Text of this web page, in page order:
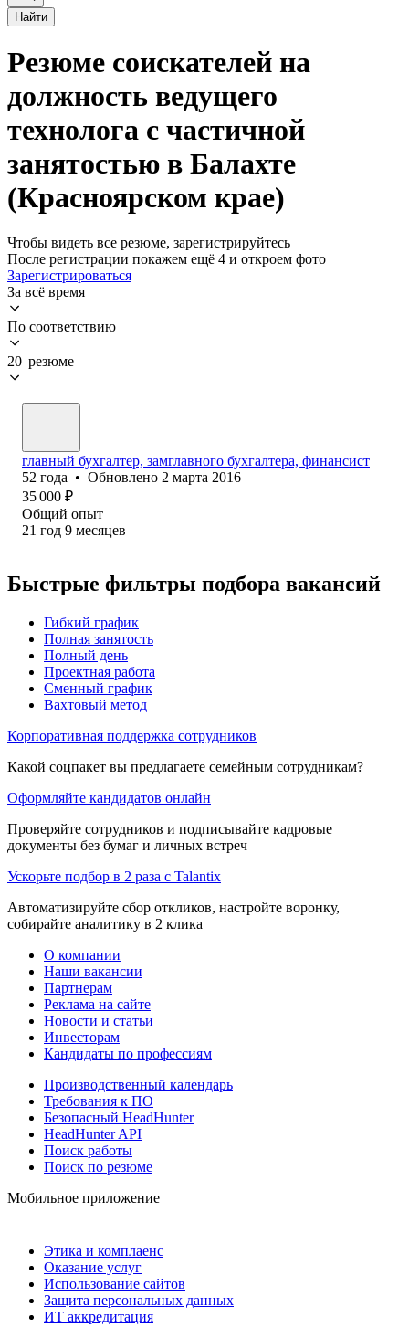
Найти
Резюме соискателей на
должность ведущего
технолога с частичной
занятостью в Балахте
(Красноярском крае)
Чтобы видеть все резюме, зарегистрируйтесь
После регистрации покажем ещё 4 и откроем фото
Зарегистрироваться
За всё время
По соответствию
20 резюме
главный бухгалтер, замглавного бухгалтера, финансист
52 года • Обновлено 2 марта 2016
35 000 ₽
Общий опыт
21 год 9 месяцев
Быстрые фильтры подбора вакансий
Гибкий график
Полная занятость
Полный день
Проектная работа
Сменный график
Вахтовый метод
Корпоративная поддержка сотрудников
Какой соцпакет вы предлагаете семейным сотрудникам?
Оформляйте кандидатов онлайн
Проверяйте сотрудников и подписывайте кадровые
документы без бумаг и личных встреч
Ускорьте подбор в 2 раза с Talantix
Автоматизируйте сбор откликов, настройте воронку,
собирайте аналитику в 2 клика
О компании
Наши вакансии
Партнерам
Реклама на сайте
Новости и статьи
Инвесторам
Кандидаты по профессиям
Производственный календарь
Требования к ПО
Безопасный HeadHunter
HeadHunter API
Поиск работы
Поиск по резюме
Мобильное приложение
Этика и комплаенс
Оказание услуг
Использование сайтов
Защита персональных данных
ИТ аккредитация